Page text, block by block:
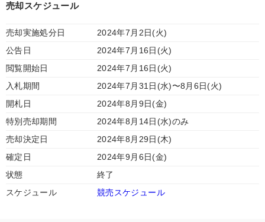
売却スケジュール
売却実施処分日
2024年7月2日(火)
公告日
2024年7月16日(火)
閲覧開始日
2024年7月16日(火)
入札期間
2024年7月31日(水)〜8月6日(火)
開札日
2024年8月9日(金)
特別売却期間
2024年8月14日(水)のみ
売却決定日
2024年8月29日(木)
確定日
2024年9月6日(金)
状態
終了
スケジュール
競売スケジュール